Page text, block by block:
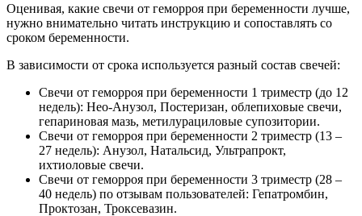
Оценивая, какие свечи от геморроя при беременности лучше,
нужно внимательно читать инструкцию и сопоставлять со
сроком беременности.
В зависимости от срока используется разный состав свечей:
Свечи от геморроя при беременности 1 триместр (до 12
недель): Нео-Анузол, Постеризан, облепиховые свечи,
гепариновая мазь, метилурациловые супозитории.
Свечи от геморроя при беременности 2 триместр (13 –
27 недель): Анузол, Натальсид, Ультрапрокт,
ихтиоловые свечи.
Свечи от геморроя при беременности 3 триместр (28 –
40 недель) по отзывам пользователей: Гепатромбин,
Проктозан, Троксевазин.